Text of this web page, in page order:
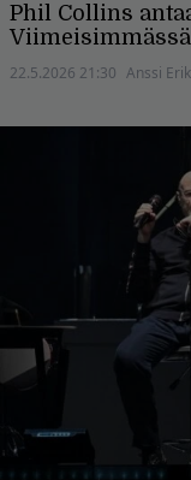
Phil Collins
22.5.2026 21:30 Anssi